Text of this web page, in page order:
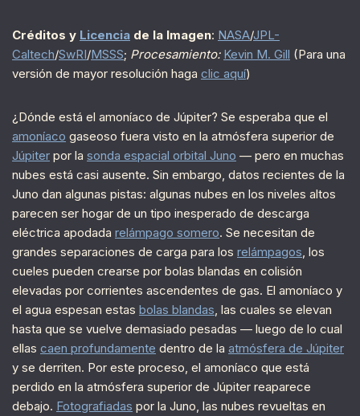
Créditos y Licencia de la Imagen: NASA/JPL-
Caltech/SwRI/MSSS; Procesamiento: Kevin M. Gill (Para una
versión de mayor resolución haga clic aquí)
¿Dónde está el amoníaco de Júpiter? Se esperaba que el
amoníaco gaseoso fuera visto en la atmósfera superior de
Júpiter por la sonda espacial orbital Juno — pero en muchas
nubes está casi ausente. Sin embargo, datos recientes de la
Juno dan algunas pistas: algunas nubes en los niveles altos
parecen ser hogar de un tipo inesperado de descarga
eléctrica apodada relámpago somero. Se necesitan de
grandes separaciones de carga para los relámpagos , los
cueles pueden crearse por bolas blandas en colisión
elevadas por corrientes ascendentes de gas. El amoníaco y
el agua espesan estas bolas blandas , las cuales se elevan
hasta que se vuelve demasiado pesadas — luego de lo cual
ellas caen profundamente dentro de la atmósfera de Júpiter
y se derriten. Por este proceso, el amoníaco que está
perdido en la atmósfera superior de Júpiter reaparece
debajo. Fotografiadas por la Juno, las nubes revueltas en